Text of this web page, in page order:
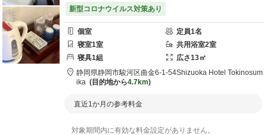
新型コロナウイルス対策あり
個室 定員1名
寝室1室 共用浴室2室
寝具1組 広さ13㎡
静岡県静岡市駿河区曲金6-1-54Shizuoka Hotel Tokinosum
ika
目的地から4.7km
直近1か月の参考料金
対象期間内に有効な料金設定がありません。